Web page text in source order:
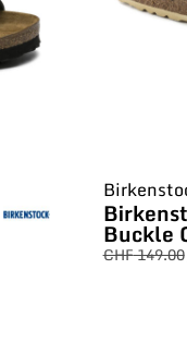
Buckle
CHF149.00